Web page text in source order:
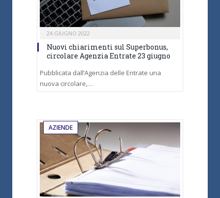
24 GIUGNO 2022
Nuovi chiarimenti sul Superbonus,
circolare Agenzia Entrate 23 giugno
Pubblicata dall’Agenzia delle Entrate una
nuova circolare,…
AZIENDE